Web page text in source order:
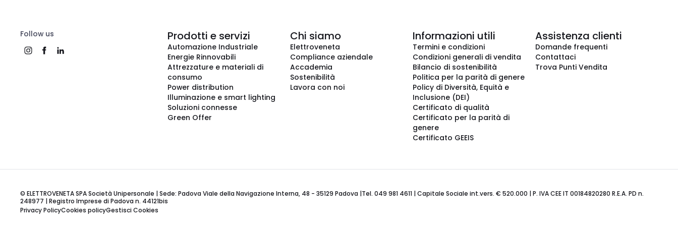
Follow us Prodotti e servizi
Automazione Industriale
Energie Rinnovabili
Attrezzature e materiali di
consumo
Power distribution
Illuminazione e smart lighting
Soluzioni connesse
Green Offer
Chi siamo
Elettroveneta
Compliance aziendale
Accademia
Sostenibilità
Lavora con noi
Informazioni utili
Termini e condizioni
Condizioni generali di vendita
Bilancio di sostenibilità
Politica per la parità di genere
Policy di Diversità, Equità e
Inclusione (DEI)
Certificato di qualità
Certificato per la parità di
genere
Certificato GEEIS
Assistenza clienti
Domande frequenti
Contattaci
Trova Punti Vendita
© ELETTROVENETA SPA Società Unipersonale | Sede: Padova Viale della Navigazione Interna, 48 - 35129 Padova |Tel. 049 981 4611 | Capitale Sociale int.vers. € 520.000 | P. IVA CEE IT 00184820280 R.E.A. PD n.
248977 | Registro Imprese di Padova n. 44121bis
Privacy PolicyCookies policyGestisci Cookies